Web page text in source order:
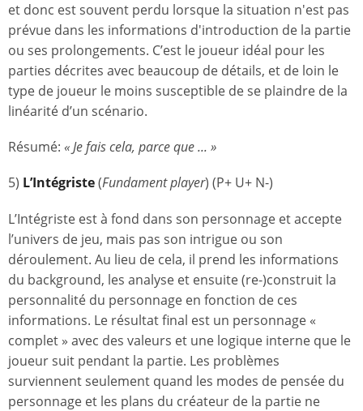
et donc est souvent perdu lorsque la situation n'est pas
prévue dans les informations d'introduction de la partie
ou ses prolongements. C’est le joueur idéal pour les
parties décrites avec beaucoup de détails, et de loin le
type de joueur le moins susceptible de se plaindre de la
linéarité d’un scénario.
Résumé: « Je fais cela, parce que ... »
5) L’Intégriste(Fundament player) (P+ U+ N-)
L’Intégriste est à fond dans son personnage et accepte
l’univers de jeu, mais pas son intrigue ou son
déroulement. Au lieu de cela, il prend les informations
du background, les analyse et ensuite (re-)construit la
personnalité du personnage en fonction de ces
informations. Le résultat final est un personnage «
complet » avec des valeurs et une logique interne que le
joueur suit pendant la partie. Les problèmes
surviennent seulement quand les modes de pensée du
personnage et les plans du créateur de la partie ne